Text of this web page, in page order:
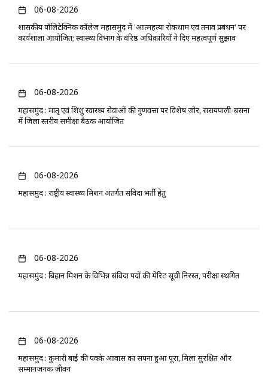
06-08-2026
​शासकीय पॉलिटेक्निक कॉलेज महासमुंद में 'आत्महत्या रोकथाम एवं तनाव प्रबंधन' पर
कार्यशाला आयोजित; स्वास्थ्य विभाग के वरिष्ठ अधिकारियों ने दिए महत्वपूर्ण सुझाव
06-08-2026
महासमुंद : मातृ एवं शिशु स्वास्थ्य सेवाओं की गुणवत्ता पर विशेष जोर, सरायपाली-बसना
में जिला स्तरीय समीक्षा बैठक आयोजित
06-08-2026
महासमुंद : राष्ट्रीय स्वास्थ्य मिशन अंतर्गत संविदा भर्ती हेतु
06-08-2026
महासमुंद : बिहान मिशन के विभिन्न संविदा पदों की मेरिट सूची निरस्त, परीक्षा स्थगित
06-08-2026
महासमुंद : कुमारी बाई की पक्के आवास का सपना हुआ पूरा, मिला सुरक्षित और
सम्मानजनक जीवन